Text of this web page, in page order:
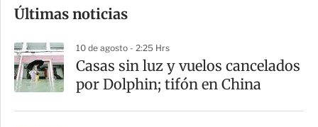
m
a
r
t
i
Últimas noticias
10 de agosto - 2:25 Hrs
Casas sin luz y vuelos cancelados
por Dolphin; tifón en China